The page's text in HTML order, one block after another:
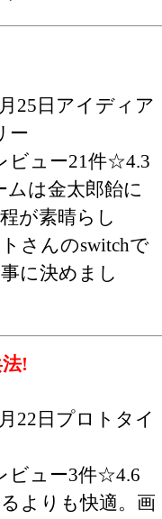
25日アイディア
ー
ビュー21件☆4.3
ムは金太郎飴に
が素晴らし
さんのswitchで
に決めまし
!
22日プロトタイ
ビュー3件☆4.6
るよりも快適。画